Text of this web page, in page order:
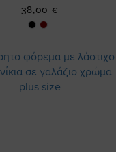
38,00 €